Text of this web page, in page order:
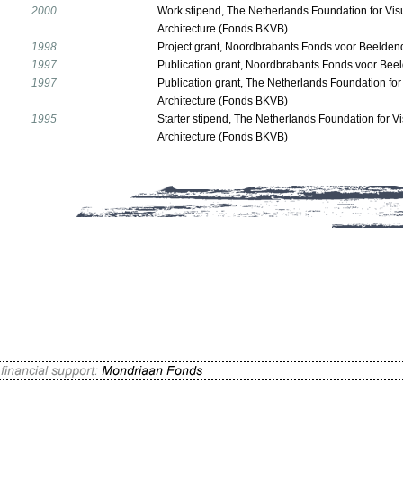
2000
Work stipend, The Netherlands Foundation for
Architecture (Fonds BKVB)
1998
Project grant, Noordbrabants Fonds voor
1997
Publication grant, Noordbrabants Fonds voor
1997
Publication grant, The Netherlands Foundation
Architecture (Fonds BKVB)
1995
Starter stipend, The Netherlands Foundation for
Architecture (Fonds BKVB)